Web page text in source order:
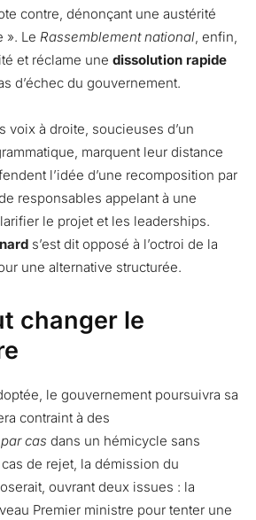
contre, dénonçant une austérité
». Le Rassemblement national, enfin,
et réclame une dissolution rapide
d’échec du gouvernement.
voix à droite, soucieuses d’un
marquent leur distance
l’idée d’une recomposition par
responsables appelant à une
le projet et les leaderships.
s’est dit opposé à l’octroi de la
une alternative structurée.
changer le
le gouvernement poursuivra sa
contraint à des
cas dans un hémicycle sans
de rejet, la démission du
ouvrant deux issues : la
Premier ministre pour tenter une